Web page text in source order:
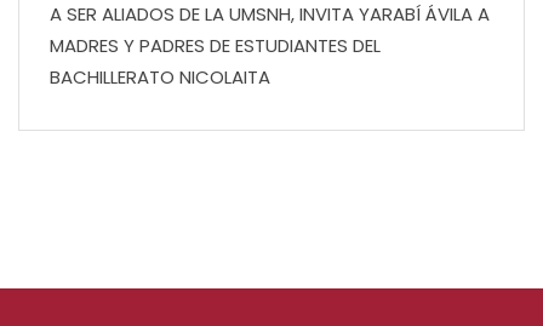
A SER ALIADOS DE LA UMSNH, INVITA YARABÍ ÁVILA A
MADRES Y PADRES DE ESTUDIANTES DEL
BACHILLERATO NICOLAITA